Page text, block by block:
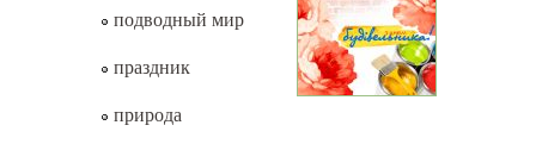
подводный мир
праздник
природа